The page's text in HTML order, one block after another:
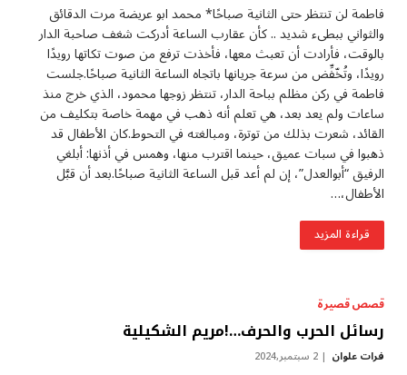
فاطمة لن تنتظر حتى الثانية صباحًا* محمد ابو عريضة مرت الدقائق
والثواني ببطىء شديد .. كأن عقارب الساعة أدركت شغف صاحبة الدار
بالوقت، فأرادت أن تعبث معها، فأخذت ترفع من صوت تكاتها رويدًا
رويدًا، وتُخّفِّض من سرعة جريانها باتجاه الساعة الثانية صباحًا.جلست
فاطمة في ركن مظلم بباحة الدار، تنتظر زوجها محمود، الذي خرج منذ
ساعات ولم يعد بعد، هي تعلم أنه ذهب في مهمة خاصة بتكليف من
القائد، شعرت بذلك من توترة، ومبالغته في التحوط.كان الأطفال قد
ذهبوا في سبات عميق، حينما اقترب منها، وهمس في أذنها: أبلغي
الرفيق “أبوالعدل”، إن لم أعد قبل الساعة الثانية صباحًا.بعد أن قبَّل
الأطفال،…
قراءة المزيد
قصص قصيرة
رسائل الحرب والحرف…!مريم الشكيلية
فرات علوان 2 سبتمبر,2024